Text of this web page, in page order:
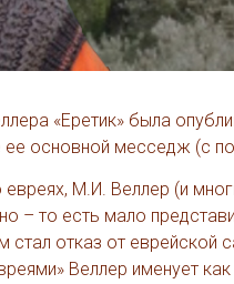
«Еретик» была
основной месседж (с
М.И. Веллер (и
– то есть мало
отказ от еврейской
Веллер именует как